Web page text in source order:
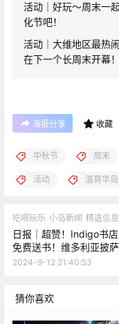
活动｜好玩～周末一
化节吧！
活动｜大维地区最热
在下一个长周末开幕！
海报分享 收藏
中秋节 周末
活动 温哥华
吃喝玩乐 小岛新闻 精选信息
日报｜超赞！Indigo书
免费送书！维多利亚披
榜全球百大披萨店！
2024-9-12 21:40:53
猜你喜欢